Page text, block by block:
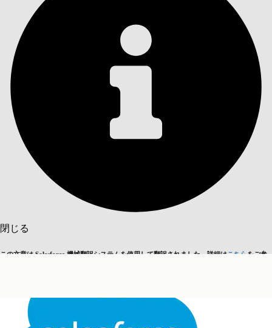
閉じる
この文章は Salesforce 機械翻訳システムを使用して翻訳されました。詳細はこちら をご参
目次